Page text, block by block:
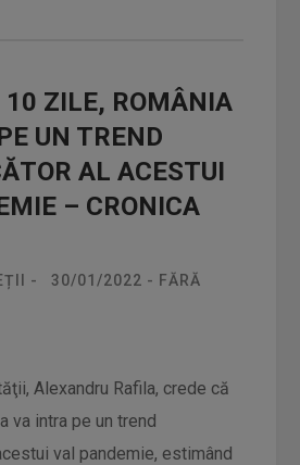
10 ZILE, ROMÂNIA
UN TREND
AL ACESTUI
– CRONICA
- 30/01/2022 - FĂRĂ
Alexandru Rafila, crede că
va intra pe un trend
val pandemie, estimând